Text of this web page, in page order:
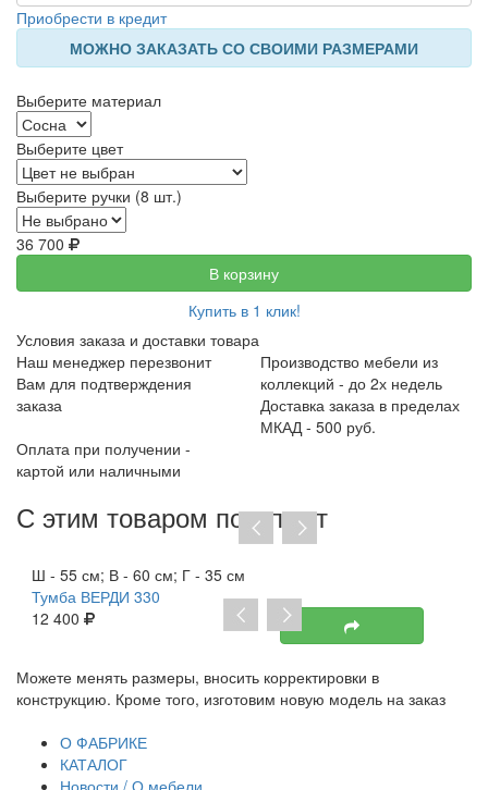
Приобрести в кредит
МОЖНО ЗАКАЗАТЬ СО СВОИМИ РАЗМЕРАМИ
Выберите материал
Выберите цвет
Выберите ручки (8 шт.)
36 700
В корзину
Купить в 1 клик!
Условия заказа и доставки товара
Наш менеджер перезвонит
Вам для подтверждения
заказа
Производство мебели из
коллекций - до 2х недель
Доставка заказа в пределах
МКАД - 500 руб.
Оплата при получении -
картой или наличными
С этим товаром покупают
Ш - 55 см; В - 60 см; Г - 35 см
Тумба ВЕРДИ 330
12 400
Можете менять размеры, вносить корректировки в
конструкцию. Кроме того, изготовим новую модель на заказ
О ФАБРИКЕ
КАТАЛОГ
Новости / О мебели